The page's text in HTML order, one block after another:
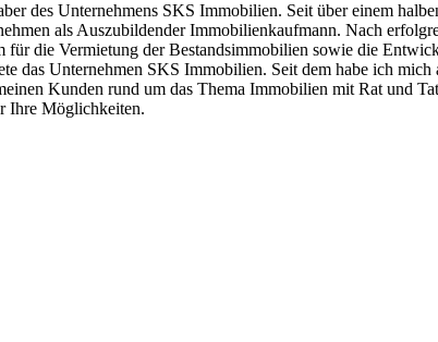
des Unternehmens SKS Immobilien. Seit über einem
als Auszubildender Immobilienkaufmann. Nach
für die Vermietung der Bestandsimmobilien sowie die
das Unternehmen SKS Immobilien. Seit dem habe ich
Kunden rund um das Thema Immobilien mit Rat und
Ihre Möglichkeiten.